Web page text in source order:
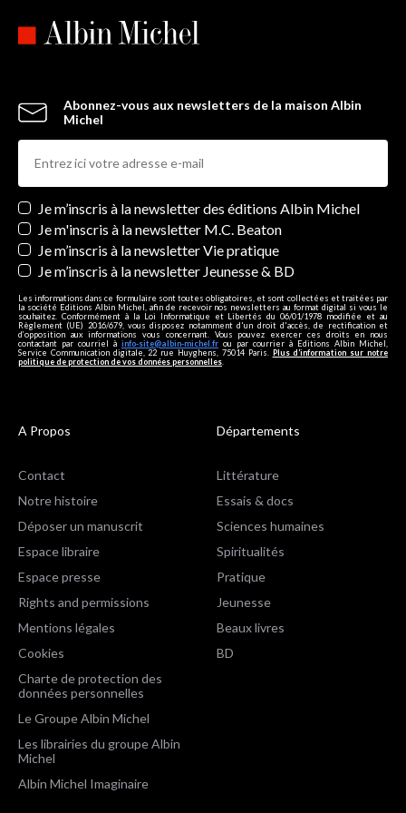
Abonnez-vous aux newsletters de la maison Albin
Michel
Newsletters
Je m’inscris à la newsletter des éditions Albin Michel
Je m'inscris à la newsletter M.C. Beaton
Je m’inscris à la newsletter Vie pratique
Je m’inscris à la newsletter Jeunesse & BD
Les informations dans ce formulaire sont toutes obligatoires, et sont collectées et traitées par
la société Editions Albin Michel, afin de recevoir nos newsletters au format digital si vous le
souhaitez. Conformément à la Loi Informatique et Libertés du 06/01/1978 modifiée et au
Règlement (UE) 2016/679, vous disposez notamment d'un droit d'accès, de rectification et
d’opposition aux informations vous concernant. Vous pouvez exercer ces droits en nous
contactant par courriel à info-site@albin-michel.fr ou par courrier à Editions Albin Michel,
Service Communication digitale, 22 rue Huyghens, 75014 Paris. Plus d’information sur notre
politique de protection de vos données personnelles
A Propos
Contact
Notre histoire
Déposer un manuscrit
Espace libraire
Espace presse
Rights and permissions
Mentions légales
Cookies
Charte de protection des
données personnelles
Le Groupe Albin Michel
Les librairies du groupe Albin
Michel
Albin Michel Imaginaire
Départements
Littérature
Essais & docs
Sciences humaines
Spiritualités
Pratique
Jeunesse
Beaux livres
BD